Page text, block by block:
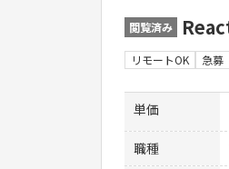
閲覧済み
リモートOK 急募
単価
職種